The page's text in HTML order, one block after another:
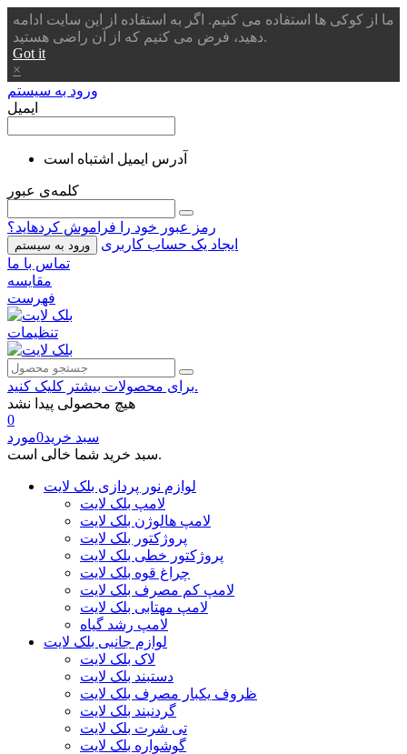
ما از کوکی ها استفاده می کنیم. اگر به استفاده از این سایت ادامه
دهید، فرض می کنیم که از آن راضی هستید.
Got it
×
ورود به سیستم
ایمیل
آدرس ایمیل اشتباه است
کلمه‌ی عبور
رمز عبور خود را فراموش کردهاید؟
ورود به سیستم
ایجاد یک حساب کاربری
تماس با ما
مقایسه
فهرست
تنظیمات
برای محصولات بیشتر کلیک کنید.
هیچ محصولی پیدا نشد
0
سبد خرید0مورد
سبد خرید شما خالی است.
لوازم نور پردازی بلک لایت
لامپ بلک لایت
لامپ هالوژن بلک لایت
پروژکتور بلک لایت
پروژکتور خطی بلک لایت
چراغ قوه بلک لایت
لامپ کم مصرف بلک لایت
لامپ مهتابی بلک لایت
لامپ رشد گیاه
لوازم جانبی بلک لایت
لاک بلک لایت
دستبند بلک لایت
ظروف یکبار مصرف بلک لایت
گردنبند بلک لایت
تی شرت بلک لایت
گوشواره بلک لایت